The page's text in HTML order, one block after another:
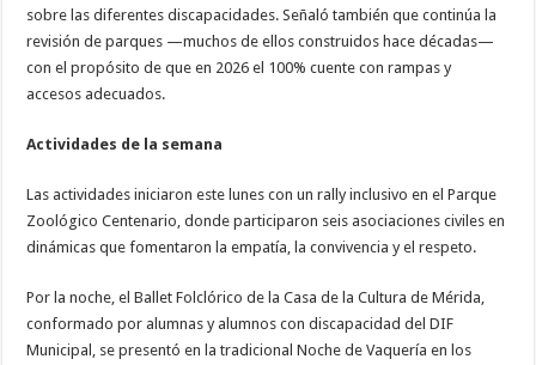
sobre las diferentes discapacidades. Señaló también que continúa la
revisión de parques —muchos de ellos construidos hace décadas—
con el propósito de que en 2026 el 100% cuente con rampas y
accesos adecuados.
Actividades de la semana
Las actividades iniciaron este lunes con un rally inclusivo en el Parque
Zoológico Centenario, donde participaron seis asociaciones civiles en
dinámicas que fomentaron la empatía, la convivencia y el respeto.
Por la noche, el Ballet Folclórico de la Casa de la Cultura de Mérida,
conformado por alumnas y alumnos con discapacidad del DIF
Municipal, se presentó en la tradicional Noche de Vaquería en los